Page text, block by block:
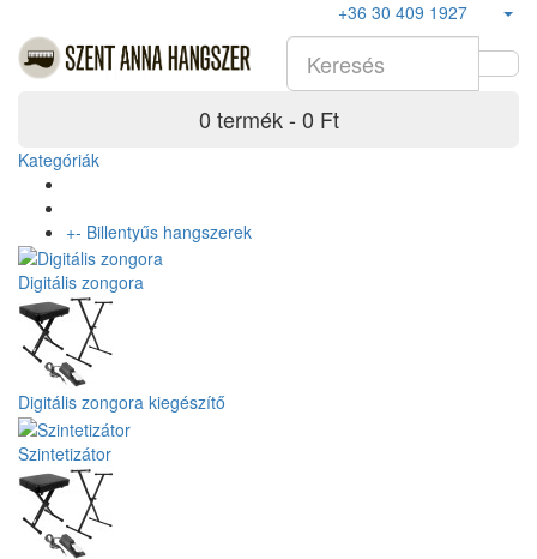
+36 30 409 1927
0 termék - 0 Ft
Kategóriák
+- Billentyűs hangszerek
Digitális zongora
Digitális zongora kiegészítő
Szintetizátor